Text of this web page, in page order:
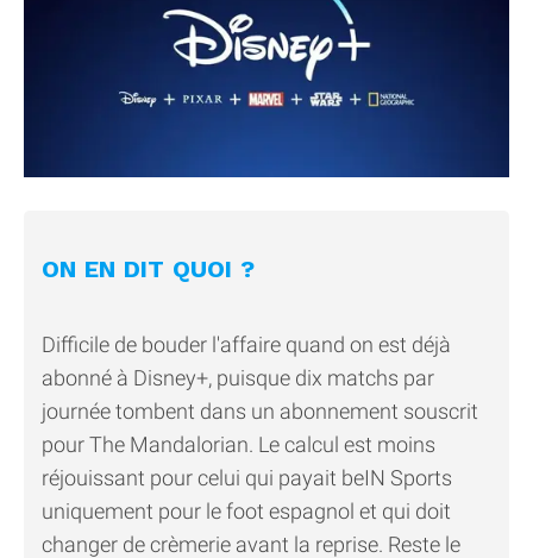
ON EN DIT QUOI ?
Difficile de bouder l'affaire quand on est déjà
abonné à Disney+, puisque dix matchs par
journée tombent dans un abonnement souscrit
pour The Mandalorian. Le calcul est moins
réjouissant pour celui qui payait beIN Sports
uniquement pour le foot espagnol et qui doit
changer de crèmerie avant la reprise. Reste le